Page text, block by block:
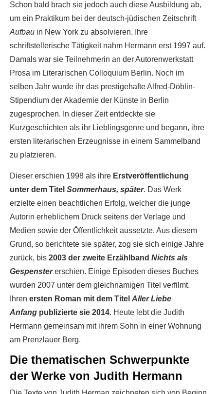
Schon bald brach sie jedoch auch diese Ausbildung ab,
um ein Praktikum bei der deutsch-jüdischen Zeitschrift
Aufbau in New York zu absolvieren. Ihre
schriftstellerische Tätigkeit nahm Hermann erst 1997 auf.
Damals war sie Teilnehmerin an der Autorenwerkstatt
Prosa im Literarischen Colloquium Berlin. Noch im
selben Jahr wurde ihr das prestigehafte Alfred-Döblin-
Stipendium der Akademie der Künste in Berlin
zugesprochen. In dieser Zeit entdeckte sie
Kurzgeschichten als ihr Lieblingsgenre und begann, ihre
ersten literarischen Erzeugnisse in einem Sammelband
zu platzieren.
Dieser erschien 1998 als ihre Erstveröffentlichung
unter dem Titel Sommerhaus, später. Das Werk
erzielte einen beachtlichen Erfolg, welcher die junge
Autorin erheblichem Druck seitens der Verlage und
Medien sowie der Öffentlichkeit aussetzte. Aus diesem
Grund, so berichtete sie später, zog sie sich einige Jahre
zurück, bis 2003 der zweite Erzählband Nichts als
Gespenster erschien. Einige Episoden dieses Buches
wurden 2007 unter dem gleichnamigen Titel verfilmt.
Ihren ersten Roman mit dem Titel Aller Liebe
Anfang publizierte sie 2014. Heute lebt die Judith
Hermann gemeinsam mit ihrem Sohn in einer Wohnung
am Prenzlauer Berg.
Die thematischen Schwerpunkte
der Werke von Judith Hermann